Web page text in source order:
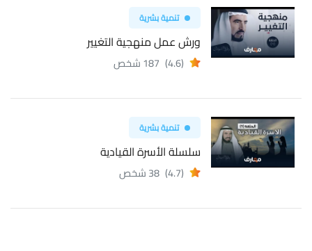
تنمية بشرية
ورش عمل منهجية التغيير
(4.6) 187 شخص
تنمية بشرية
سلسلة الأسرة القيادية
(4.7) 38 شخص